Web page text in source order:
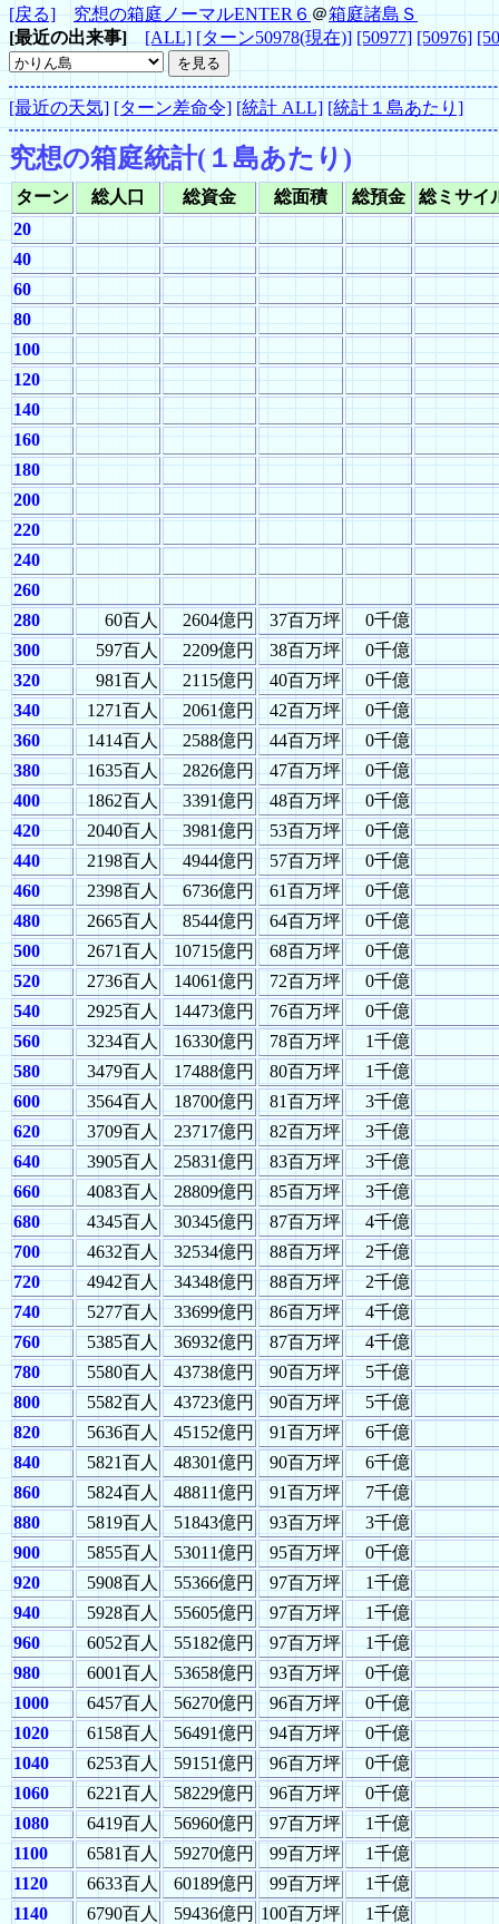
[戻る] 究想の箱庭ノーマルENTER６＠箱庭諸島Ｓ
[最近の出来事]
[ALL] [ターン50978(現在)] [50977] [50976]
[最近の天気] [ターン差命令] [統計 ALL] [統計１島あたり]
究想の箱庭統計(１島あたり)
ターン 総人口 総資金 総面積 総預金
総ミサイ
20
40
60
80
100
120
140
160
180
200
220
240
260
280
60百人 2604億円 37百万坪
0千億
300
597百人 2209億円 38百万坪
0千億
320
981百人 2115億円 40百万坪
0千億
340
1271百人 2061億円 42百万坪
0千億
360
1414百人 2588億円 44百万坪
0千億
380
1635百人 2826億円 47百万坪
0千億
400
1862百人 3391億円 48百万坪
0千億
420
2040百人 3981億円 53百万坪
0千億
440
2198百人 4944億円 57百万坪
0千億
460
2398百人 6736億円 61百万坪
0千億
480
2665百人 8544億円 64百万坪
0千億
500
2671百人 10715億円 68百万坪
0千億
520
2736百人 14061億円 72百万坪
0千億
540
2925百人 14473億円 76百万坪
0千億
560
3234百人 16330億円 78百万坪
1千億
580
3479百人 17488億円 80百万坪
1千億
600
3564百人 18700億円 81百万坪
3千億
620
3709百人 23717億円 82百万坪
3千億
640
3905百人 25831億円 83百万坪
3千億
660
4083百人 28809億円 85百万坪
3千億
680
4345百人 30345億円 87百万坪
4千億
700
4632百人 32534億円 88百万坪
2千億
720
4942百人 34348億円 88百万坪
2千億
740
5277百人 33699億円 86百万坪
4千億
760
5385百人 36932億円 87百万坪
4千億
780
5580百人 43738億円 90百万坪
5千億
800
5582百人 43723億円 90百万坪
5千億
820
5636百人 45152億円 91百万坪
6千億
840
5821百人 48301億円 90百万坪
6千億
860
5824百人 48811億円 91百万坪
7千億
880
5819百人 51843億円 93百万坪
3千億
900
5855百人 53011億円 95百万坪
0千億
920
5908百人 55366億円 97百万坪
1千億
940
5928百人 55605億円 97百万坪
1千億
960
6052百人 55182億円 97百万坪
1千億
980
6001百人 53658億円 93百万坪
0千億
1000
6457百人 56270億円 96百万坪
0千億
1020
6158百人 56491億円 94百万坪
0千億
1040
6253百人 59151億円 96百万坪
0千億
1060
6221百人 58229億円 96百万坪
0千億
1080
6419百人 56960億円 97百万坪
1千億
1100
6581百人 59270億円 99百万坪
1千億
1120
6633百人 60189億円 99百万坪
1千億
1140
6790百人 59436億円 100百万坪
1千億